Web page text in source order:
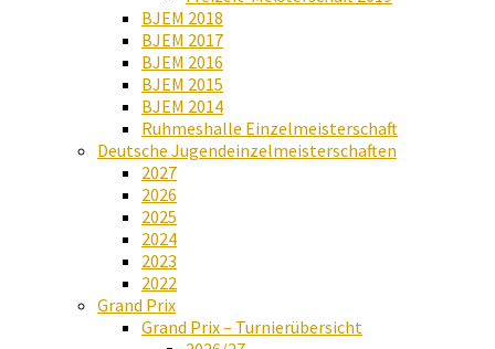
BJEM 2018
BJEM 2017
BJEM 2016
BJEM 2015
BJEM 2014
Ruhmeshalle Einzelmeisterschaft
Deutsche Jugendeinzelmeisterschaften
2027
2026
2025
2024
2023
2022
Grand Prix
Grand Prix – Turnierübersicht